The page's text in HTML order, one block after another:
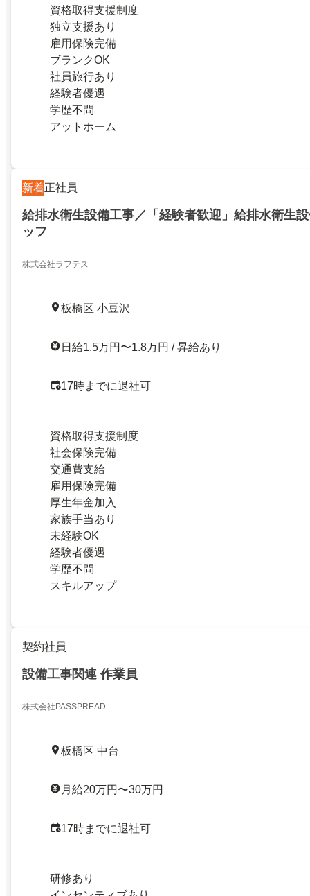
資格取得支援制度
独立支援あり
雇用保険完備
ブランクOK
社員旅行あり
経験者優遇
学歴不問
アットホーム
新着正社員
給排水衛生設備工事／「経験者歓迎」給排水衛生
ッフ
株式会社ラフテス
板橋区 小豆沢
日給1.5万円〜1.8万円 / 昇給あり
17時までに退社可
資格取得支援制度
社会保険完備
交通費支給
雇用保険完備
厚生年金加入
家族手当あり
未経験OK
経験者優遇
学歴不問
スキルアップ
契約社員
設備工事関連 作業員
株式会社PASSPREAD
板橋区 中台
月給20万円〜30万円
17時までに退社可
研修あり